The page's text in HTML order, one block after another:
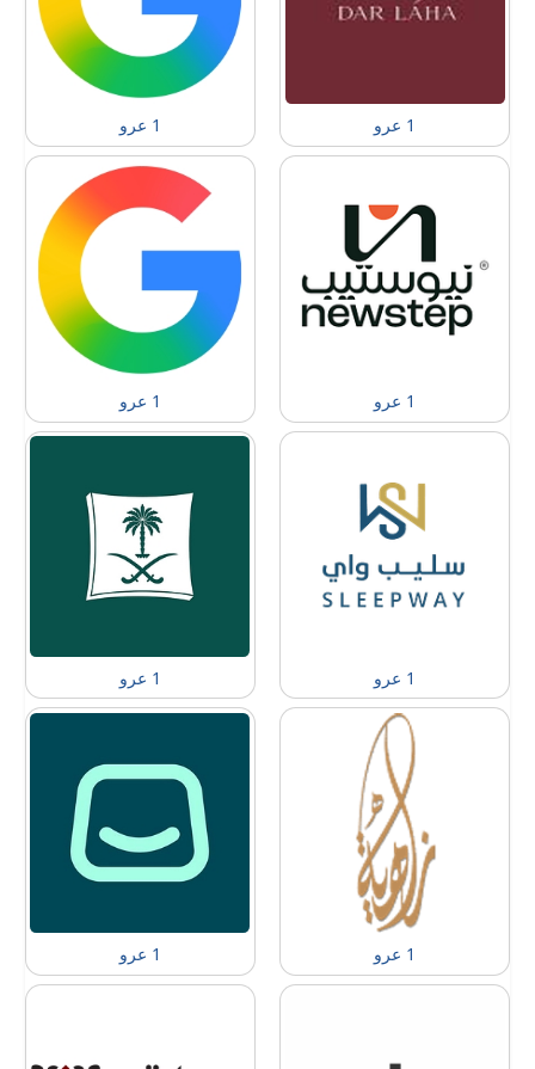
1 عرو 1 عرو
1 عرو 1 عرو
1 عرو 1 عرو
1 عرو 1 عرو